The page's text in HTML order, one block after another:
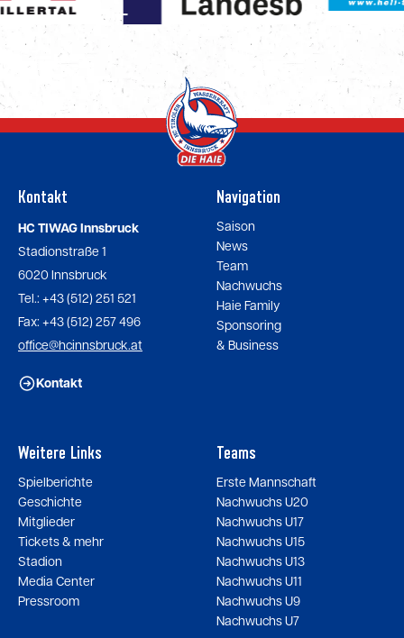
Kontakt
HC TIWAG Innsbruck
Stadionstraße 1
6020 Innsbruck
Tel.: +43 (512) 251 521
Fax: +43 (512) 257 496
office@hcinnsbruck.at
Kontakt
Navigation
Saison
News
Team
Nachwuchs
Haie Family
Sponsoring
& Business
Weitere Links
Spielberichte
Geschichte
Mitglieder
Tickets & mehr
Stadion
Media Center
Pressroom
Teams
Erste Mannschaft
Nachwuchs U20
Nachwuchs U17
Nachwuchs U15
Nachwuchs U13
Nachwuchs U11
Nachwuchs U9
Nachwuchs U7